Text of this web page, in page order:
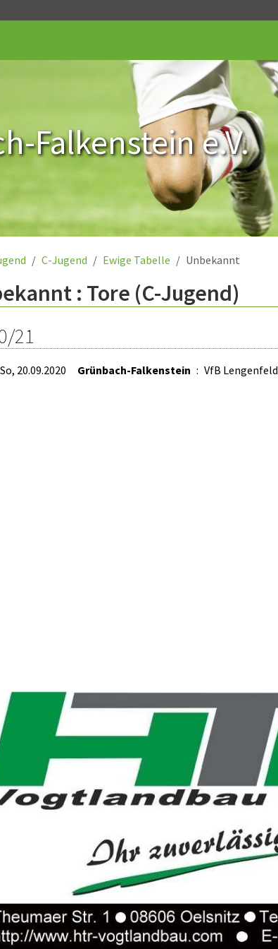
Falkenstein e.V.
C-Jugend Ewige Tabelle Unbekannt
: Tore (C-Jugend)
21
So, 20.09.2020 Grünbach-Falkenstein : VfB Lengenfeld